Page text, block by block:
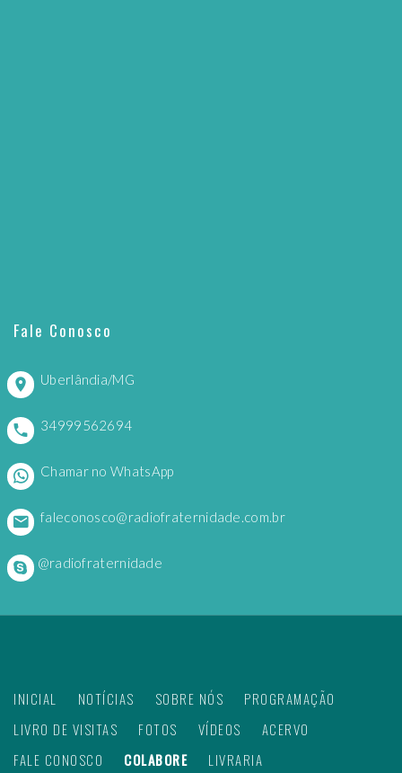
Fale Conosco
Uberlândia/MG
34999562694
Chamar no WhatsApp
faleconosco@radiofraternidade.com.br
@radiofraternidade
INICIAL NOTÍCIAS SOBRE NÓS
PROGRAMAÇÃO
LIVRO DE VISITAS
FOTOS VÍDEOS
ACERVO
FALE CONOSCO
COLABORE LIVRARIA